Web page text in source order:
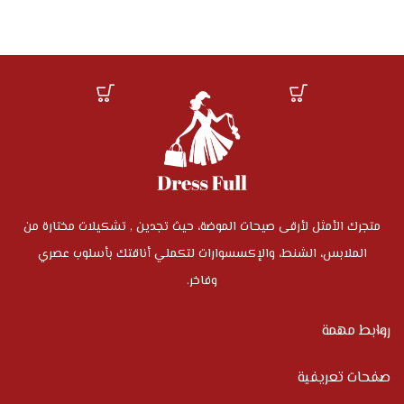
متجرك الأمثل لأرقى صيحات الموضة، حيث تجدين , تشكيلات مختارة من
الملابس، الشنط، والإكسسوارات لتكملي أناقتك بأسلوب عصري
وفاخر.
روابط مهمة
صفحات تعريفية